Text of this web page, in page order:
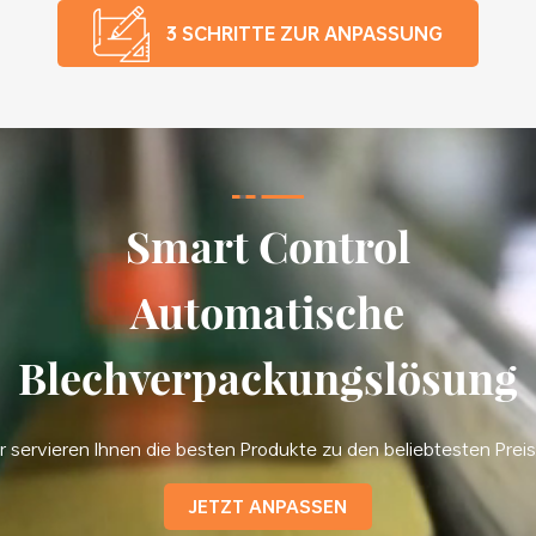
3 SCHRITTE ZUR ANPASSUNG
Smart Control
Automatische
Blechverpackungslösung
servieren Ihnen die besten Produkte zu den beliebtesten
JETZT ANPASSEN